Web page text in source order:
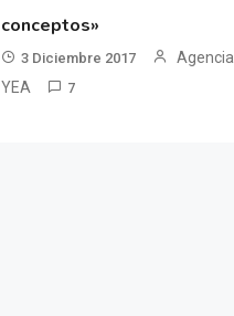
conceptos»
3 Diciembre 2017
Agencia
YEA
7